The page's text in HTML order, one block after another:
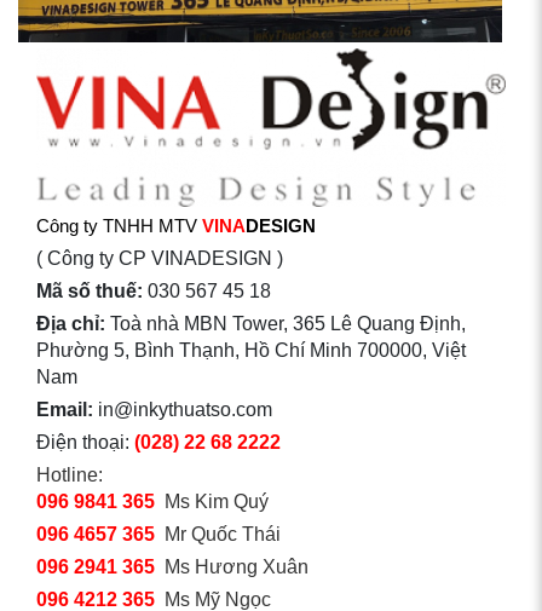
Công ty TNHH MTV VINADESIGN
( Công ty CP VINADESIGN )
Mã số thuế: 030 567 45 18
Địa chỉ: Toà nhà MBN Tower, 365 Lê Quang Định,
Phường 5, Bình Thạnh, Hồ Chí Minh 700000, Việt
Nam
Email: in@inkythuatso.com
Điện thoại: (028) 22 68 2222
Hotline:
096 9841 365 Ms Kim Quý
096 4657 365 Mr Quốc Thái
096 2941 365 Ms Hương Xuân
096 4212 365 Ms Mỹ Ngọc